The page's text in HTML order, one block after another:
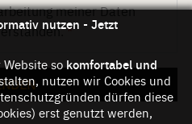
meiner Daten
*
nutzen - Jetzt
so komfortabel und
nutzen wir Cookies und
dürfen diese
erst genutzt werden,